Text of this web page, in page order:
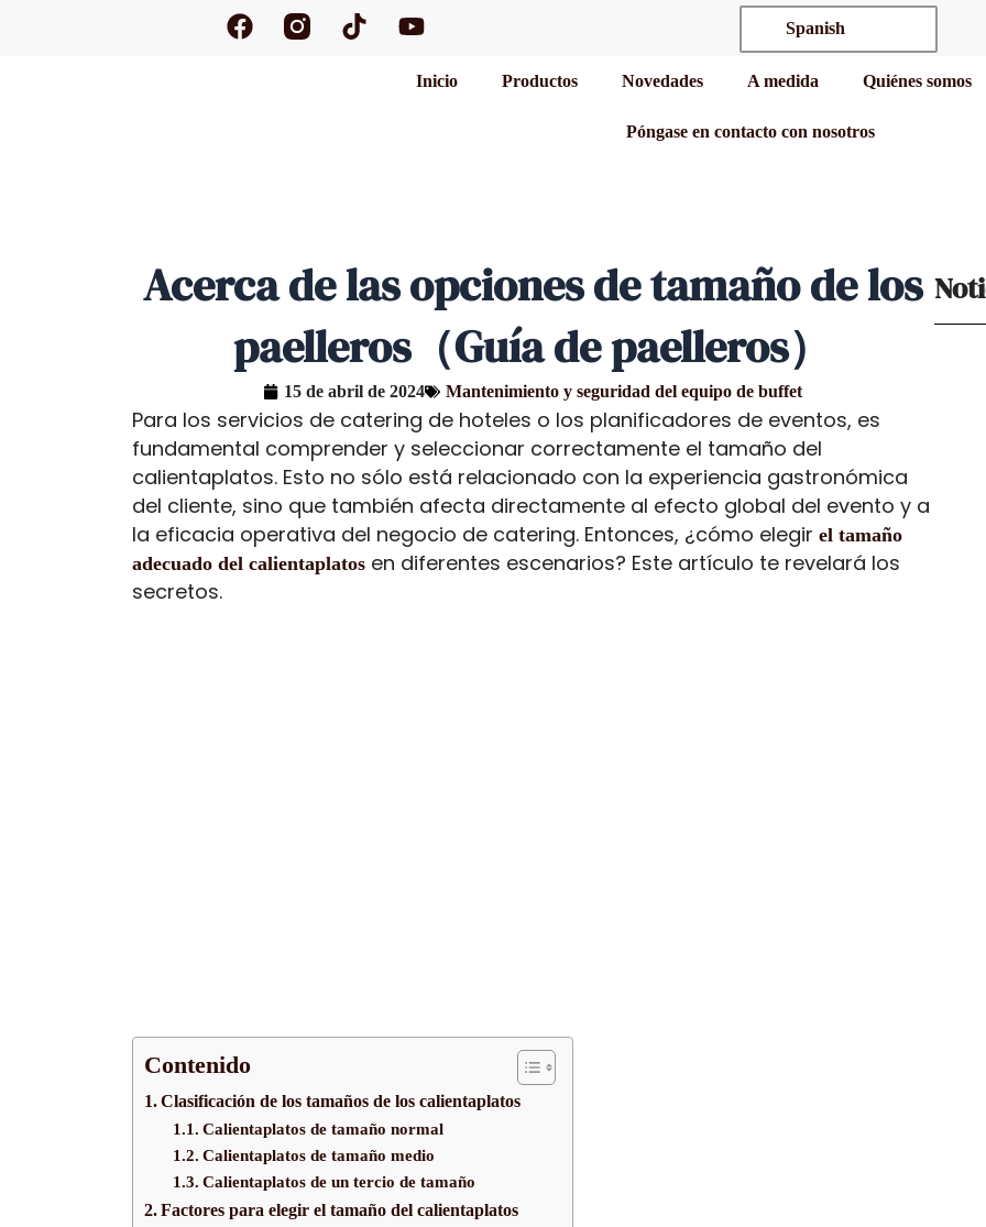
F
a
T
i
Y
o
t
Spanish
Inicio Productos Novedades A medida Quiénes somos
Póngase en contacto con nosotros
Acerca de las opciones de tamaño de los
paelleros（Guía de paelleros）
15 de abril de 2024 Mantenimiento y seguridad del equipo de buffet
Para los servicios de catering de hoteles o los planificadores de eventos, es
fundamental comprender y seleccionar correctamente el tamaño del
calientaplatos. Esto no sólo está relacionado con la experiencia gastronómica
del cliente, sino que también afecta directamente al efecto global del evento y a
la eficacia operativa del negocio de catering. Entonces, ¿cómo elegir el tamaño
adecuado del calientaplatos en diferentes escenarios? Este artículo te revelará los
secretos.
Contenido
Clasificación de los tamaños de los calientaplatos
Calientaplatos de tamaño normal
Calientaplatos de tamaño medio
Calientaplatos de un tercio de tamaño
Factores para elegir el tamaño del calientaplatos